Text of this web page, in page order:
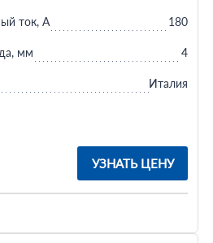
УЗНАТЬ ЦЕНУ
ток, А 180
мм 4
Италия